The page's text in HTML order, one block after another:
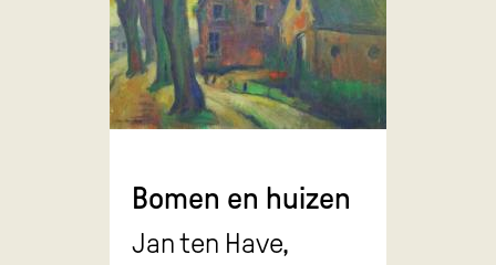
Bomen en huizen
Jan ten Have,